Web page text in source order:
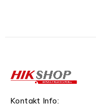
Kontakt Info: